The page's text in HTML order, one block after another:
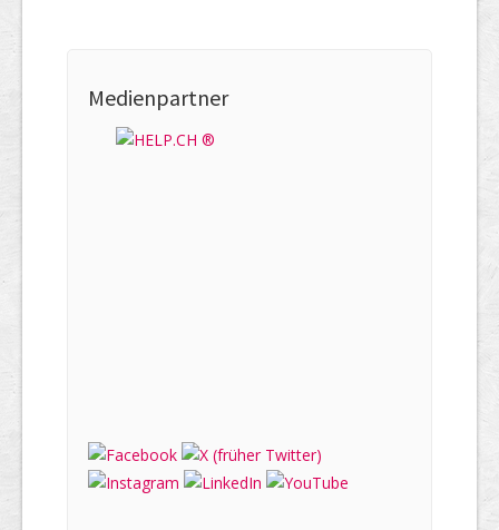
Medienpartner